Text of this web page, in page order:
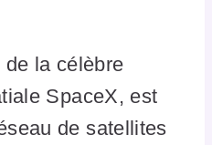
la célèbre
SpaceX, est
de satellites